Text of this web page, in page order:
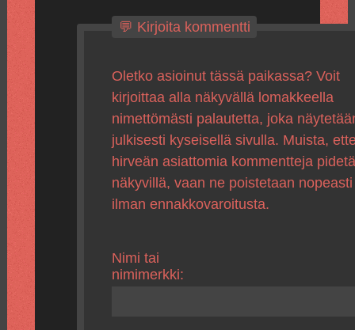
💬 Kirjoita kommentti
Oletko asioinut tässä paikassa? Voit
kirjoittaa alla näkyvällä lomakkeella
nimettömästi palautetta, joka
julkisesti kyseisellä sivulla. Muista,
hirveän asiattomia kommentteja pidetä
näkyvillä, vaan ne poistetaan
ilman ennakkovaroitusta.
Nimi tai
nimimerkki: